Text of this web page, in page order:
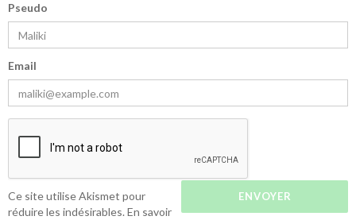
Pseudo
Email
Ce site utilise Akismet pour
réduire les indésirables. En savoir